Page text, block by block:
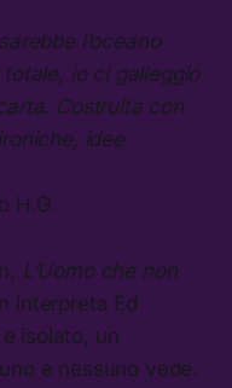
l’oceano
io ci galleggio
Costruita con
idee
H.G.
L’Uomo che non
interpreta Ed
isolato, un
e nessuno vede.